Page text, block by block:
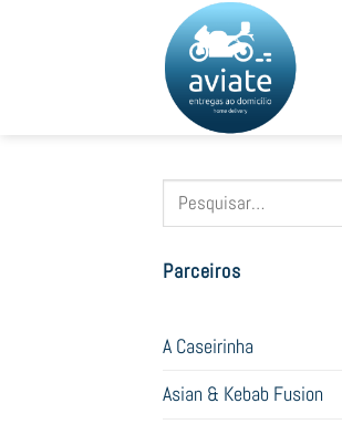
Pesquisar
Parceiros
A Caseirinha
Asian & Kebab Fusion